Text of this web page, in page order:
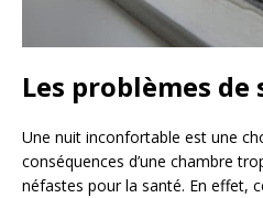
Les problèmes de
Une nuit inconfortable est une
conséquences d’une chambre
néfastes pour la santé. En effet,